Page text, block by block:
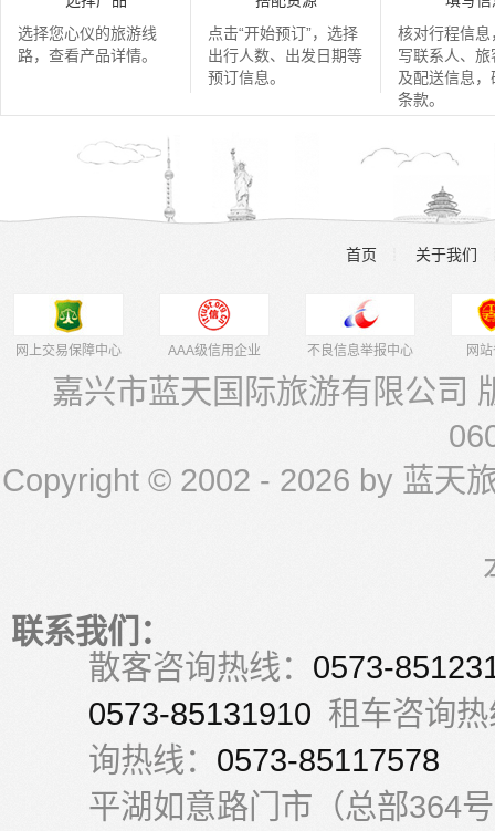
选择您心仪的旅游线
路，查看产品详情。
点击“开始预订”，选择
出行人数、出发日期等
预订信息。
核对行程信息
写联系人、
及配送信息
条款。
首页 关于我们
网上交易保障中心 AAA级信用企业 不良信息举报中心 网
嘉兴市蓝天国际旅游有限公
Copyright © 2002 - 2026 by 蓝天
联系我们：
散客咨询热线： 0573-
0573-85131910 租车咨询
询热线： 0573-85117578
平湖如意路门市（总部364